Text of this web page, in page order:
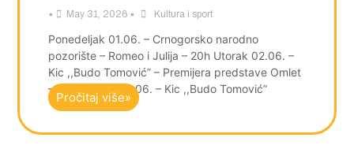
• May 31, 2026 • Kultura i sport
Ponedeljak 01.06. – Crnogorsko narodno
pozorište – Romeo i Julija – 20h Utorak 02.06. –
Kic ,,Budo Tomović” – Premijera predstave Omlet
– 19h Srijeda 03.06. – Kic ,,Budo Tomović”
Pročitaj više»